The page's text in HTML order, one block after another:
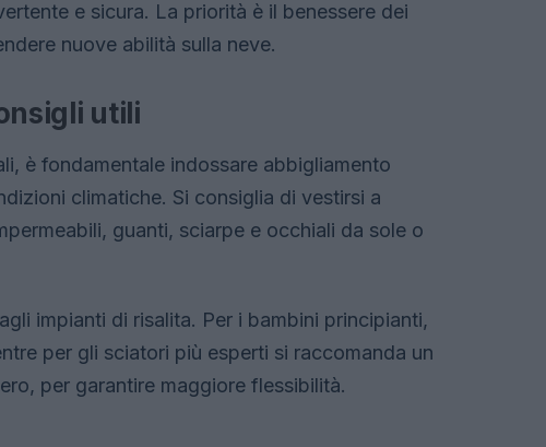
e sicura. La priorità è il benessere dei
nuove abilità sulla neve.
utili
è fondamentale indossare abbigliamento
climatiche. Si consiglia di vestirsi a
guanti, sciarpe e occhiali da sole o
impianti di risalita. Per i bambini principianti,
per gli sciatori più esperti si raccomanda un
per garantire maggiore flessibilità.